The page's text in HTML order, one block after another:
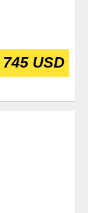
745 USD